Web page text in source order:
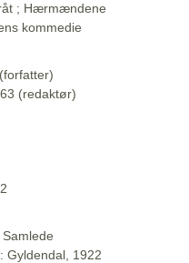
; Hærmændene
kommedie
(redaktør)
Gyldendal, 1922